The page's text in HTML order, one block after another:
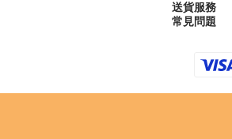
送貨服務
常見問題